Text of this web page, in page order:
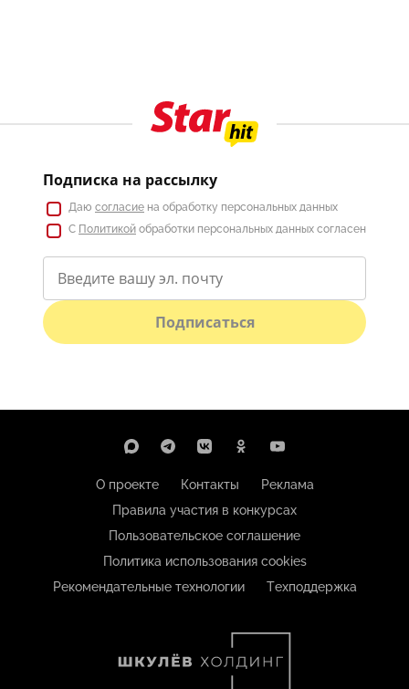
Подписка на рассылку
Даю согласие на обработку персональных данных
С Политикой обработки персональных данных согласен
Подписаться
О проекте Контакты
Реклама
Правила участия в конкурсах
Пользовательское соглашение
Политика использования cookies
Рекомендательные технологии
Техподдержка